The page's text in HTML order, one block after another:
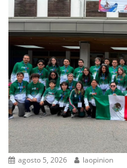
agosto 5, 2026 laopinion